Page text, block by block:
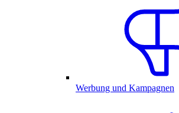
Werbung und Kampagnen